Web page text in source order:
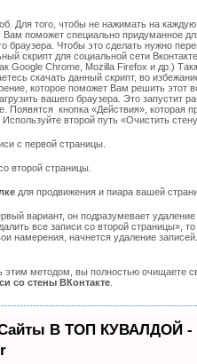
Для того, чтобы не нажимать на
Вам поможет специально придуманное
браузера. Чтобы это сделать нужно
скрипт для социальной сети
Google Chrome, Mozilla Firefox и др.)
скачать данный скрипт, во
которое поможет Вам решить этот
вашего браузера. Это запустит
Появятся кнопка «Действия», которая
второй путь «Очистить
с первой страницы.
второй страницы.
для продвижения и пиара вашей
вариант, он подразумевает
все записи со второй страницы»,
намерения, начнется удаление
этим методом, вы полностью очищаете
со стены ВКонтакте
В ТОП КУВАЛДОЙ -